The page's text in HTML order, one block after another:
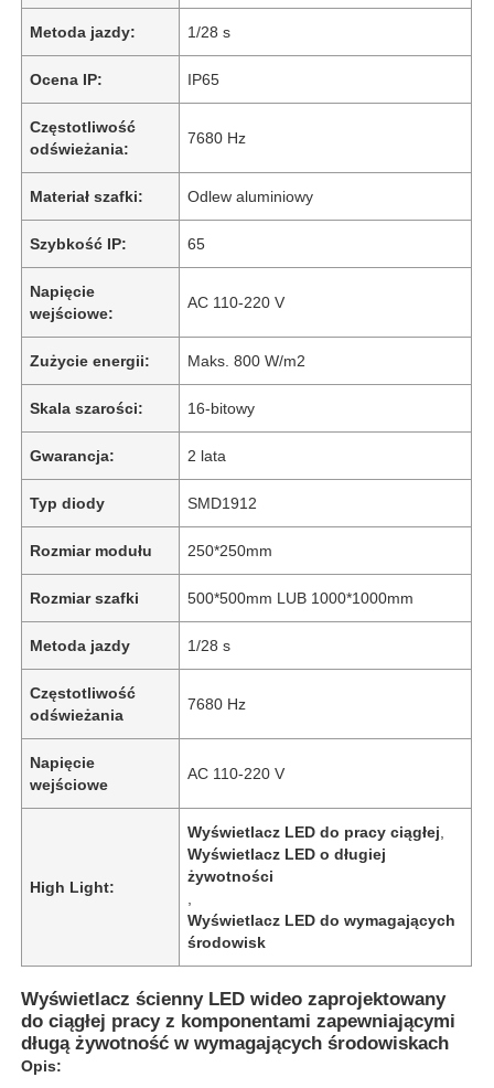
Pokaz VR
Metoda jazdy: 1/28 s
Ocena IP: IP65
Częstotliwość
odświeżania:
7680 Hz
Materiał szafki: Odlew aluminiowy
Szybkość IP: 65
Napięcie
wejściowe:
AC 110-220 V
Zużycie energii: Maks. 800 W/m2
Skala szarości: 16-bitowy
Gwarancja: 2 lata
Typ diody SMD1912
Rozmiar modułu 250*250mm
Rozmiar szafki 500*500mm LUB 1000*1000mm
Metoda jazdy 1/28 s
Częstotliwość
odświeżania
7680 Hz
Napięcie
wejściowe
AC 110-220 V
High Light:
Wyświetlacz LED do pracy ciągłej
Wyświetlacz LED o długiej
żywotności
Wyświetlacz LED do wymagających
środowisk
Wyświetlacz ścienny LED wideo zaprojektowany
do ciągłej pracy z komponentami zapewniającymi
długą żywotność w wymagających środowiskach
Opis: